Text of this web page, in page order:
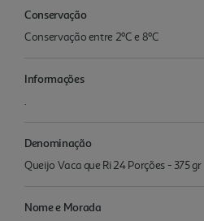
Conservação
Conservação entre 2ºC e 8ºC
Informações
.
Denominação
Queijo Vaca que Ri 24 Porções - 375 gr
Nome e Morada